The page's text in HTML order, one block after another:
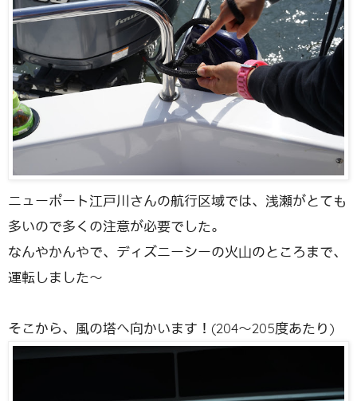
ニューポート江戸川さんの航行区域では、浅瀬がとても
多いので多くの注意が必要でした。
なんやかんやで、ディズニーシーの火山のところまで、
運転しました〜
そこから、風の塔へ向かいます！(204〜205度あたり)